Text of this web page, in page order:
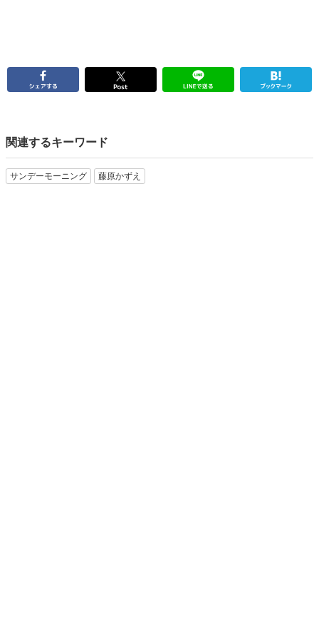
関連するキーワード
サンデーモーニング 藤原かずえ